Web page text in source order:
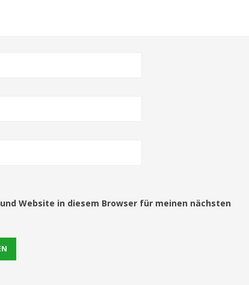
Website in diesem Browser für meinen nächsten